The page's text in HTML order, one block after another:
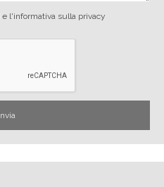
e l'informativa sulla privacy